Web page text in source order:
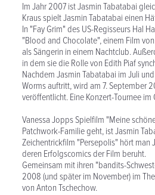
Im Jahr 2007 ist Jasmin Tabatabai
Kraus spielt Jasmin Tabatabai einen
In "Fay Grim" des US-Regisseurs Hal
"Blood and Chocolate", einem Film
als Sängerin in einem Nachtclub.
in dem sie die Rolle von Edith Piaf
Nachdem Jasmin Tabatabai im Juli
Worms auftritt, wird am 7. September
veröffentlicht. Eine Konzert-Tournee
Vanessa Jopps Spielfilm "Meine
Patchwork-Familie geht, ist Jasmin
Zeichentrickfilm "Persepolis" hört man
deren Erfolgscomics der Film beruht.
Gemeinsam mit ihren "bandits-
2008 (und später im November) im
von Anton Tschechow.